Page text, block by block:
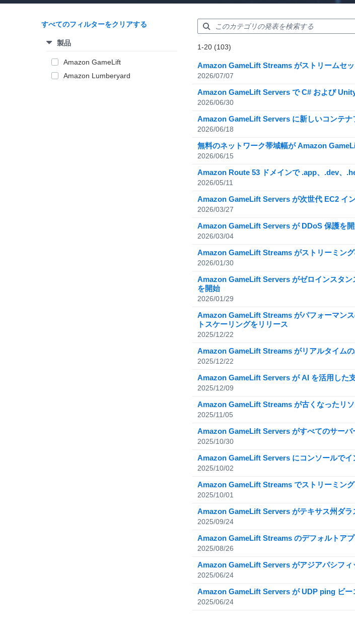
すべてのフィルターをクリアする
製品
Amazon GameLift
Amazon Lumberyard
1-20 (103)
Showing results: 1-20
Amazon GameLift Streams がストリームセ
2026/07/07
Amazon GameLift Servers で C# および
2026/06/30
Amazon GameLift Servers に新しいコンテナ
2026/06/18
無料のネットワーク帯域幅が Amazon
2026/06/15
Amazon Route 53 ドメインで .app、.dev、
2026/05/11
Amazon GameLift Servers が次世代 EC2 イ
2026/03/27
Amazon GameLift Servers が DDoS 保護を
2026/03/04
Amazon GameLift Streams がストリーミン
2026/01/30
Amazon GameLift Servers がゼロインスタン
を開始
2026/01/29
Amazon GameLift Streams がパフォーマン
トスケーリングをリリース
2025/12/22
Amazon GameLift Streams がリアルタイム
2025/12/22
Amazon GameLift Servers が AI を活用した
2025/12/09
Amazon GameLift Streams が古くなったリ
2025/11/05
Amazon GameLift Servers がすべてのサー
2025/10/30
Amazon GameLift Servers にコンソールで
2025/10/02
Amazon GameLift Streams でストリーミン
2025/10/01
Amazon GameLift Servers がテキサス州ダラ
2025/09/24
Amazon GameLift Streams のデフォルトア
2025/08/26
Amazon GameLift Servers がアジアパシフ
2025/06/24
Amazon GameLift Servers が UDP ping ビー
2025/06/24